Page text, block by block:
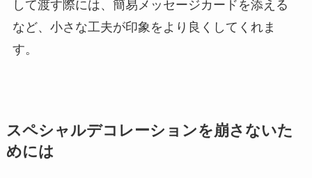
して渡す際には、簡易メッセージカードを添える
など、小さな工夫が印象をより良くしてくれま
す。
スペシャルデコレーションを崩さないた
めには